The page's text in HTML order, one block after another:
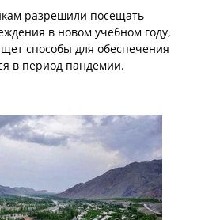
разрешили посещать
в новом учебном году,
способы для обеспечения
в период пандемии.